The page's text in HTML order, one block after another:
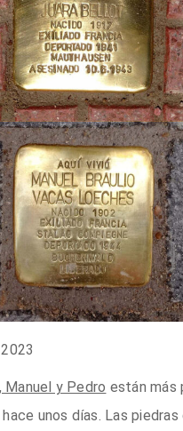
Manuel y Pedro están más
unos días. Las